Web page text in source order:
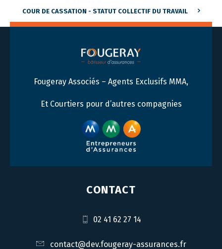
COUR DE CASSATION - STATUT COLLECTIF DU TRAVAIL
Fougeray Associés – Agents Exclusifs MMA,
Et Courtiers pour d’autres compagnies
CONTACT
02 41 62 27 14
contact@dev.fougeray-assurances.fr